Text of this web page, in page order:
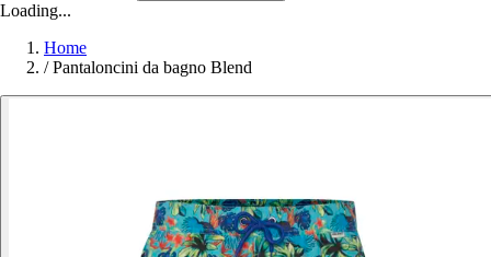
Loading...
Home
/ Pantaloncini da bagno Blend